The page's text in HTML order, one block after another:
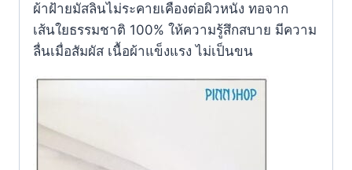
ผ้าฝ้ายมัสลินไม่ระคายเคืองต่อผิวหนัง ทอจาก
เส้นใยธรรมชาติ 100% ให้ความรู้สึกสบาย มีความ
ลื่นเมื่อสัมผัส เนื้อผ้าแข็งแรง ไม่เป็นขน